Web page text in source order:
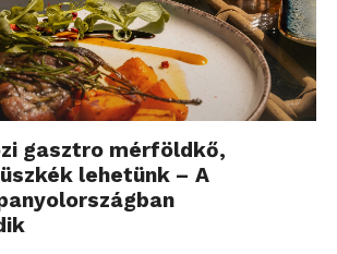
gasztro mérföldkő,
lehetünk – A